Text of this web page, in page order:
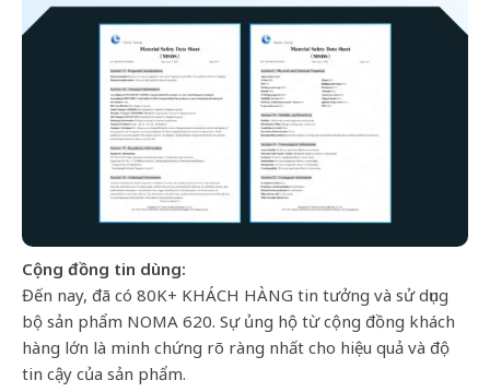
Cộng đồng tin dùng:
Đến nay, đã có 80K+ KHÁCH HÀNG tin tưởng và sử dụng
bộ sản phẩm NOMA 620. Sự ủng hộ từ cộng đồng khách
hàng lớn là minh chứng rõ ràng nhất cho hiệu quả và độ
tin cậy của sản phẩm.